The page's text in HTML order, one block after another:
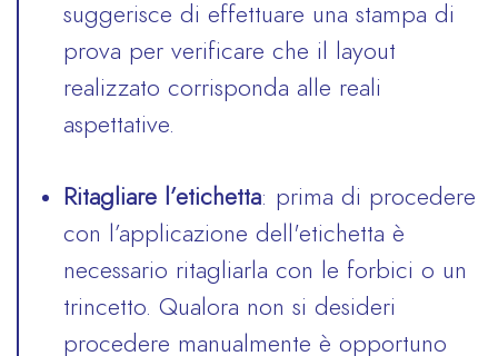
suggerisce di effettuare una stampa di
prova per verificare che il layout
realizzato corrisponda alle reali
aspettative.
Ritagliare l’etichetta: prima di procedere
con l’applicazione dell'etichetta è
necessario ritagliarla con le forbici o un
trincetto. Qualora non si desideri
procedere manualmente è opportuno